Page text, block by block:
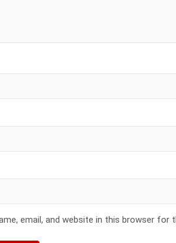
email, and website in this browser for